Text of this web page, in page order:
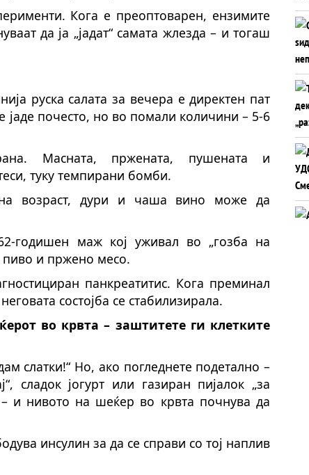
Кога е преоптоварен, ензимите
да ја „јадат“ самата жлезда – и тогаш
руска салата за вечера е директен пат
јаде почесто, но во помали количини – 5-6
Масната, пржената, пушената и
туку темпирани бомби.
возраст, дури и чаша вино може да
годишен маж кој уживал во „гозба на
пиво и пржено месо.
панкреатитис. Кога преминал
состојба се стабилизирала.
во крвта – заштитете ги клетките
слатки!“ Но, ако погледнете подетално –
сладок јогурт или газиран пијалок „за
и нивото на шеќер во крвта почнува да
инсулин за да се справи со тој наплив